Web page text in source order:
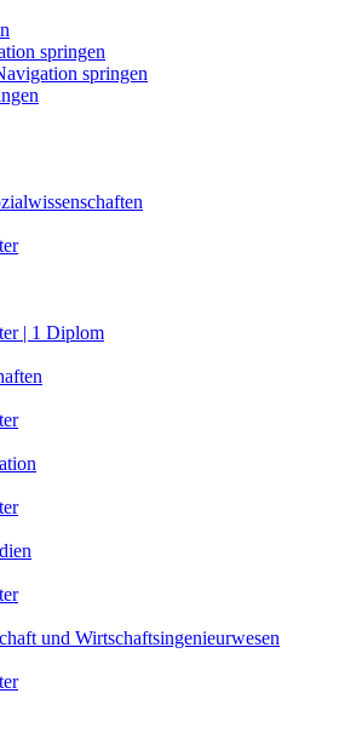
springen
springen
| 1 Diplom
und Wirtschaftsingenieurwesen